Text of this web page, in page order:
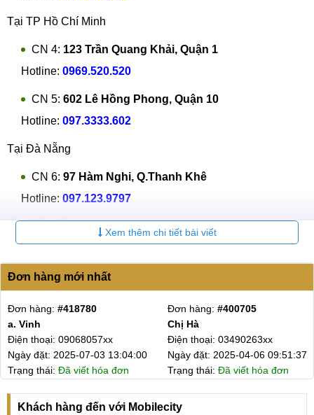
Tại TP Hồ Chí Minh
CN 4: 123 Trần Quang Khải, Quận 1
Hotline: 0969.520.520
CN 5: 602 Lê Hồng Phong, Quận 10
Hotline: 097.3333.602
Tại Đà Nẵng
CN 6: 97 Hàm Nghi, Q.Thanh Khê
Hotline: 097.123.9797
Tìm kiếm liên quan:
Thay pin Vsmart Star 4 chính hãng
BÀI VIẾT LIÊN QUAN:
Thay màn hình Vsmart Star 4
Ép, thay mặt kính Vsmart Star 4
Thay camera Vsmart Star 4
Thay vỏ Vsmart Star 4
Xem thêm chi tiết bài viết
Đơn hàng mới nhất
06 09:51:37
hóa đơn
Đơn hàng:
#396585
Điện thoại: 03968135xx
Ngày đặt: 2025-03-15 16:44:00
Trạng thái:
Đã viết hóa đơn
Đơn hàng:
Điện thoại:
Ngày đặt:
Trạng thái:
Khách hàng đến với Mobilecity